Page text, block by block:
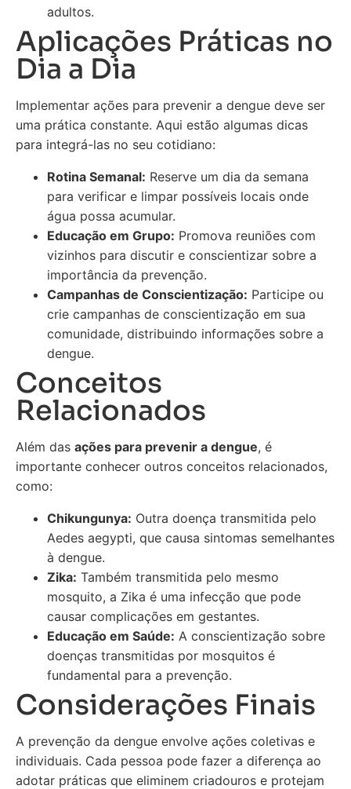
adultos.
Aplicações Práticas no
Dia a Dia
Implementar ações para prevenir a dengue deve ser
uma prática constante. Aqui estão algumas dicas
para integrá-las no seu cotidiano:
Rotina Semanal: Reserve um dia da semana
para verificar e limpar possíveis locais onde
água possa acumular.
Educação em Grupo: Promova reuniões com
vizinhos para discutir e conscientizar sobre a
importância da prevenção.
Campanhas de Conscientização: Participe ou
crie campanhas de conscientização em sua
comunidade, distribuindo informações sobre a
dengue.
Conceitos
Relacionados
Além das ações para prevenir a dengue, é
importante conhecer outros conceitos relacionados,
como:
Chikungunya: Outra doença transmitida pelo
Aedes aegypti, que causa sintomas semelhantes
à dengue.
Zika: Também transmitida pelo mesmo
mosquito, a Zika é uma infecção que pode
causar complicações em gestantes.
Educação em Saúde: A conscientização sobre
doenças transmitidas por mosquitos é
fundamental para a prevenção.
Considerações Finais
A prevenção da dengue envolve ações coletivas e
individuais. Cada pessoa pode fazer a diferença ao
adotar práticas que eliminem criadouros e protejam